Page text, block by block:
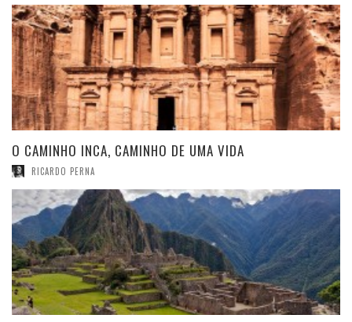
O CAMINHO INCA, CAMINHO DE UMA VIDA
RICARDO PERNA